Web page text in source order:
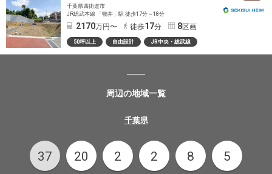
千葉県四街道市
JR総武本線 「物井」駅 徒歩17分～18分
2170万円〜 徒歩17分 8区画
50坪以上 自由設計 JR中央・総武線
周辺の地域一覧
千葉県
37 20 2 2 8 5